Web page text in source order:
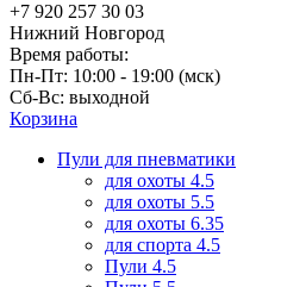
+7 920 257 30 03
Нижний Новгород
Время работы:
Пн-Пт: 10:00 - 19:00 (мск)
Сб-Вс: выходной
Корзина
Пули для пневматики
для охоты 4.5
для охоты 5.5
для охоты 6.35
для спорта 4.5
Пули 4.5